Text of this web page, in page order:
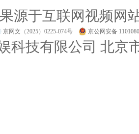
源于互联网视频网
京网文（2025）0225-074号 京公网安备
科技有限公司 北京